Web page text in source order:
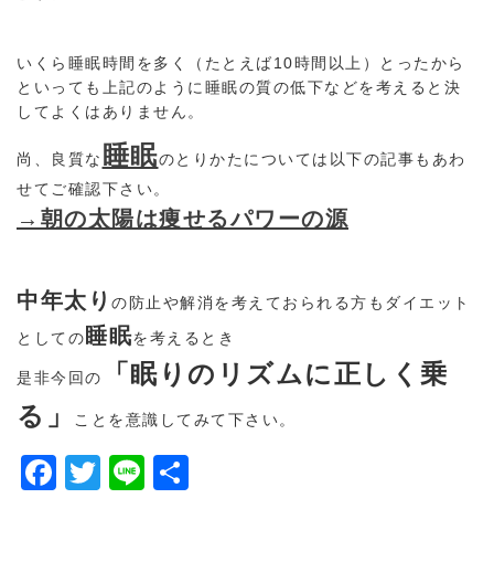
いくら睡眠時間を多く（たとえば10時間以上）とったから
といっても上記のように睡眠の質の低下などを考えると決
してよくはありません。
尚、良質な 睡眠のとりかたについては以下の記事もあわ
せてご確認下さい。
→朝の太陽は痩せるパワーの源
中年太り の防止や解消を考えておられる方もダイエット
としての 睡眠を考えるとき
是非今回の
「眠りのリズムに正しく乗
る」
ことを意識してみて下さい。
Facebook
Twitter
Line